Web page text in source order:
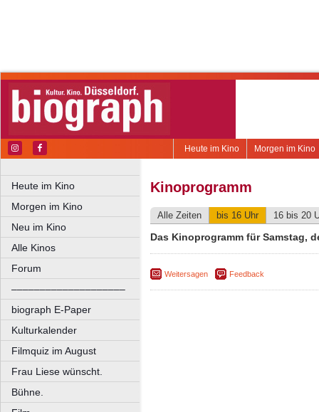
Morgen im Kino
Heute im Kino
Heute im Kino
Morgen im Kino
Neu im Kino
Alle Kinos
Forum
––––––––––––––––––––
biograph E-Paper
Kulturkalender
Filmquiz im August
Frau Liese wünscht.
Bühne.
Kinoprogramm
Alle Zeiten bis 16 Uhr 16 bis 20
Das Kinoprogramm für Samstag,
Weitersagen Feedback